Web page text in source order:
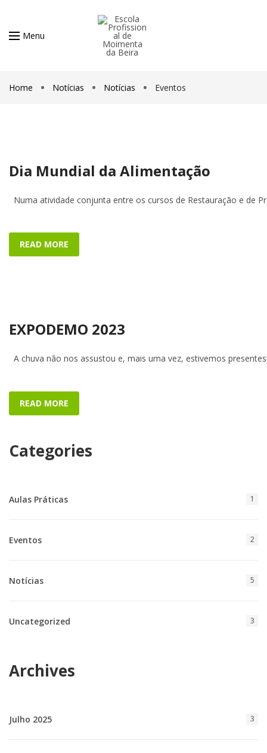
Menu
Home Notícias Notícias Eventos
Dia Mundial da Alimentação
Numa atividade conjunta entre os cursos de Restauração e de
READ MORE
EXPODEMO 2023
A chuva não nos assustou e, mais uma vez, estivemos
READ MORE
Categories
Aulas Práticas 1
Eventos 2
Notícias 5
Uncategorized 3
Archives
Julho 2025 3